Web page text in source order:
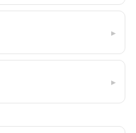
▸
▸